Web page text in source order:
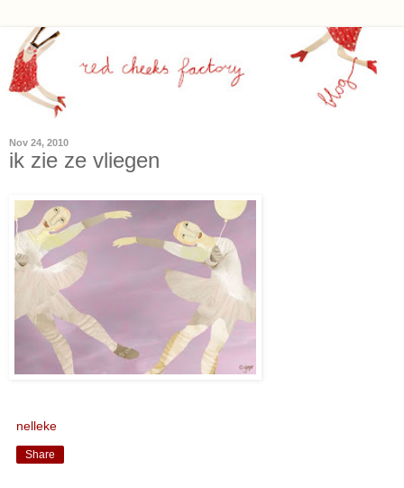
Nov 24, 2010
ik zie ze vliegen
nelleke
Share